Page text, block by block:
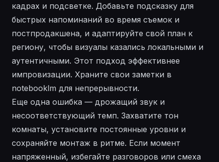
кадрах и подсветке. Добавьте подсказку для
быстрых напоминаний во время съемок и
постпродакшена, и адаптируйте свой план к
региону, чтобы визуалы казались локальными и
аутентичными. Этот подход эффективнее
импровизации. Храните свои заметки в
notebooklm для непрерывности.
Еще одна ошибка — дрожащий звук и
несоответствующий темп. Захватите тон
комнаты, установите постоянные уровни и
сохраняйте монтаж в ритме. Если момент
напряженный, избегайте разговоров или смеха